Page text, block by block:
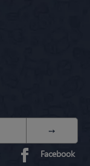
Facebook